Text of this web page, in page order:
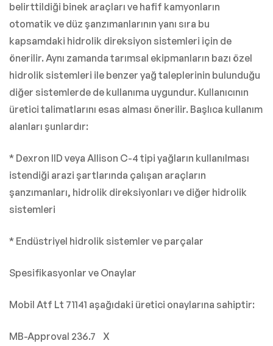
belirttildiği binek araçları ve hafif kamyonların
otomatik ve düz şanzımanlarının yanı sıra bu
kapsamdaki hidrolik direksiyon sistemleri için de
önerilir. Aynı zamanda tarımsal ekipmanların bazı özel
hidrolik sistemleri ile benzer yağ taleplerinin bulunduğu
diğer sistemlerde de kullanıma uygundur. Kullanıcının
üretici talimatlarını esas alması önerilir. Başlıca kullanım
alanları şunlardır:
* Dexron IID veya Allison C-4 tipi yağların kullanılması
istendiği arazi şartlarında çalışan araçların
şanzımanları, hidrolik direksiyonları ve diğer hidrolik
sistemleri
* Endüstriyel hidrolik sistemler ve parçalar
Spesifikasyonlar ve Onaylar
Mobil Atf Lt 71141 aşağıdaki üretici onaylarına sahiptir:
MB-Approval 236.7 X